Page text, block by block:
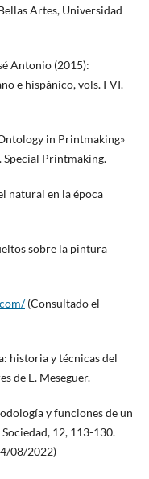
Artes, Universidad
Antonio (2015):
e hispánico, vols. I-VI.
in Printmaking»
Printmaking.
natural en la época
sobre la pintura
(Consultado el
historia y técnicas del
de E. Meseguer.
y funciones de un
12, 113-130.
08/2022)